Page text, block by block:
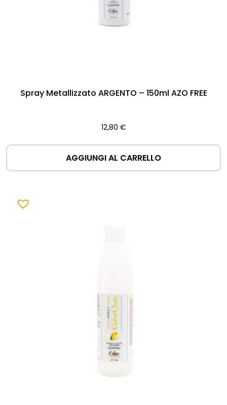
Spray Metallizzato ARGENTO – 150ml AZO FREE
12,80 €
AGGIUNGI AL CARRELLO